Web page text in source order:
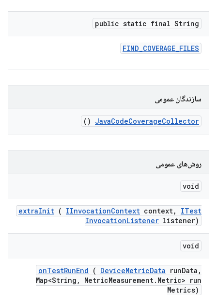
public static final String
FIND_COVERAGE_FILES
سازندگان عمومی
JavaCodeCoverageCollector
()
روش‌های عمومی
void
extraInit ( IInvocationContext context,
ITest
InvocationListener listener)
void
onTestRunEnd ( DeviceMetricData runData ,
Map<String , MetricMeasurement. Metric> run
Metrics)